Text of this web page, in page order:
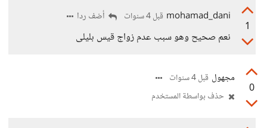
1
mohamad_dani قبل 4 سنوات أضف ردا
نعم صحيح وهو سبب عدم زواج قيس بليلى
0
مجهول قبل 4 سنوات
حذف بواسطة المستخدم